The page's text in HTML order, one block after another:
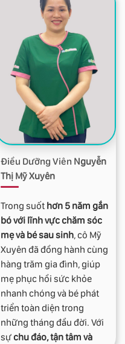
chăm sóc bé , đánh giá
cao về kỹ năng và thái độ,
chưa từng bị phàn nàn
Điều Dưỡng Viên Nguyễn
Thị Mỹ Xuyên
Trong suốt hơn 5 năm gắn
bó với lĩnh vực chăm sóc
mẹ và bé sau sinh, cô Mỹ
Xuyên đã đồng hành cùng
hàng trăm gia đình, giúp
mẹ phục hồi sức khỏe
nhanh chóng và bé phát
triển toàn diện trong
những tháng đầu đời. Với
sựchu đáo, tận tâm và